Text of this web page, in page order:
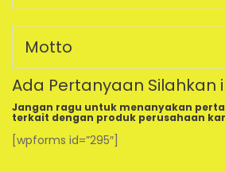
Motto
Ada Pertanyaan Silahkan
Jangan ragu untuk menanyakan
terkait dengan produk perusahaan
[wpforms id=”295″]